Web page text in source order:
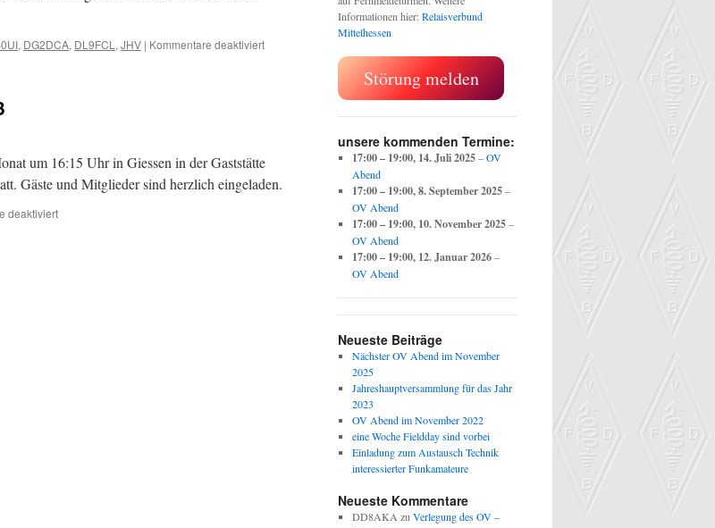
, DG2DCA, DL9FCL , JHV | Kommentare deaktiviertfür
Jahreshauptversammlung
um 16:15 Uhr in Giessen in der Gaststätte
Gäste und Mitglieder sind herzlich eingeladen.
deaktiviertfür
Informationen hier:Relaisverbund
Mittelhessen
Störung melden
unsere kommenden Termine:
17:00 – 19:00, 14. Juli 2025–OV
Abend
17:00 – 19:00,8. September 2025–
OV Abend
17:00 – 19:00, 10. November 2025–
OV Abend
17:00 – 19:00, 12. Januar 2026–
OV Abend
Neueste Beiträge
Nächster OV Abend im November
2025
Jahreshauptversammlung für das Jahr
2023
OV Abend im November 2022
eine Woche Fieldday sind vorbei
Einladung zum Austausch Technik
interessierter Funkamateure
Neueste Kommentare
DD8AKA zu Verlegung des OV –